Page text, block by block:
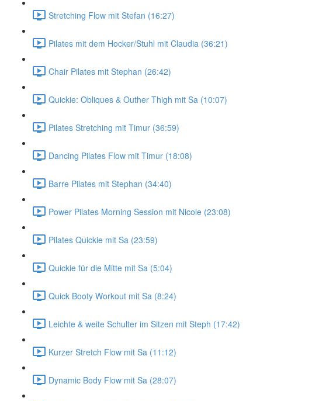
Stretching Flow mit Stefan (16:27)
Pilates mit dem Hocker/Stuhl mit Claudia (36:21)
Chair Pilates mit Stephan (26:42)
Quickie: Obliques & Outher Thigh mit Sa (10:07)
Pilates Stretching mit Timur (36:59)
Dancing Pilates Flow mit Timur (18:08)
Barre Pilates mit Stephan (34:40)
Power Pilates Morning Session mit Nicole (23:08)
Pilates Quickie mit Sa (23:59)
Quickie für die Mitte mit Sa (5:04)
Quick Booty Workout mit Sa (8:24)
Leichte & weite Schulter im Sitzen mit Steph (17:42)
Kurzer Stretch Flow mit Sa (11:12)
Dynamic Body Flow mit Sa (28:07)